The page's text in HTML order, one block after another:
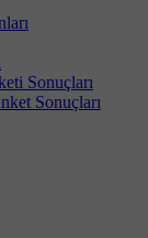
Sonuçları
Sonuçları